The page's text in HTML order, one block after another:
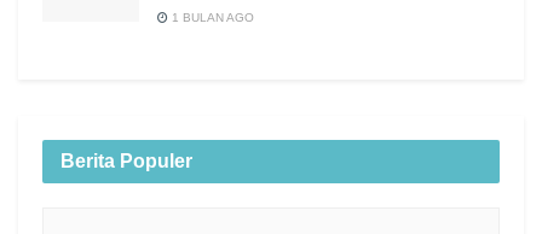
1 BULAN AGO
Berita Populer